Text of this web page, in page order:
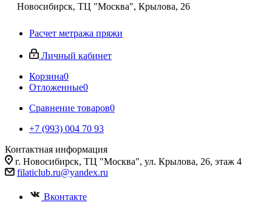
Новосибирск, ТЦ "Москва", Крылова, 26
Расчет метража пряжи
Личный кабинет
Корзина0
Отложенные0
Сравнение товаров0
+7 (993) 004 70 93
Контактная информация
г. Новосибирск, ТЦ "Москва", ул. Крылова, 26, этаж 4
filaticlub.ru@yandex.ru
Вконтакте